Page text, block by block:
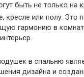
быть не только на
кресле или полу. Это
гармонию в
в спальню
дизайна и